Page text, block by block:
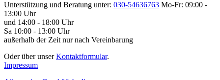
Unterstützung und Beratung unter: 030-54636763 Mo-Fr: 09:00 -
13:00 Uhr
und 14:00 - 18:00 Uhr
Sa 10:00 - 13:00 Uhr
außerhalb der Zeit nur nach Vereinbarung
Oder über unserKontaktformular.
Impressum